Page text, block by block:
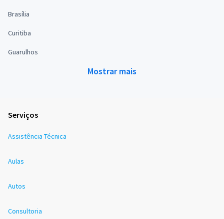
Brasília
Curitiba
Guarulhos
Mostrar mais
Serviços
Assistência Técnica
Aulas
Autos
Consultoria